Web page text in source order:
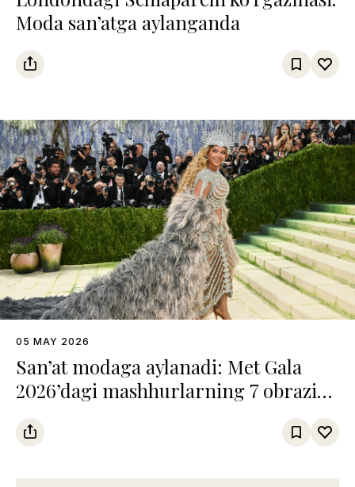
Moda san’atga aylanganda
05 MAY 2026
San’at modaga aylanadi: Met Gala
2026’dagi mashhurlarning 7 obrazi
va ularning san’at olamidagi
referenslari